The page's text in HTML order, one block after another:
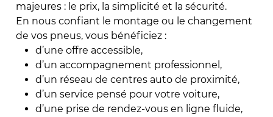
majeures : le prix, la simplicité et la sécurité.
En nous confiant le montage ou le changement
de vos pneus, vous bénéficiez :
d’une offre accessible,
d’un accompagnement professionnel,
d’un réseau de centres auto de proximité,
d’un service pensé pour votre voiture,
d’une prise de rendez-vous en ligne fluide,